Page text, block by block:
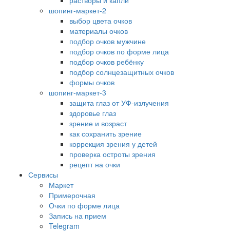
шопинг-маркет-2
выбор цвета очков
материалы очков
подбор очков мужчине
подбор очков по форме лица
подбор очков ребёнку
подбор солнцезащитных очков
формы очков
шопинг-маркет-3
защита глаз от УФ-излучения
здоровье глаз
зрение и возраст
как сохранить зрение
коррекция зрения у детей
проверка остроты зрения
рецепт на очки
Сервисы
Маркет
Примерочная
Очки по форме лица
Запись на прием
Telegram